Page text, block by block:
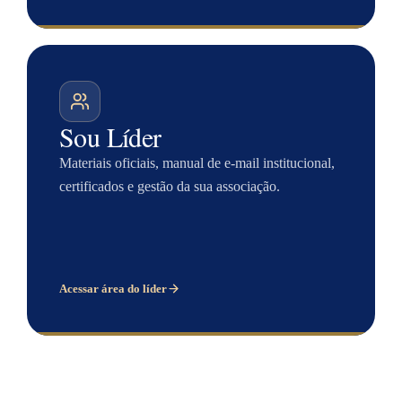
Sou Líder
Materiais oficiais, manual de e-mail institucional,
certificados e gestão da sua associação.
Acessar área do líder